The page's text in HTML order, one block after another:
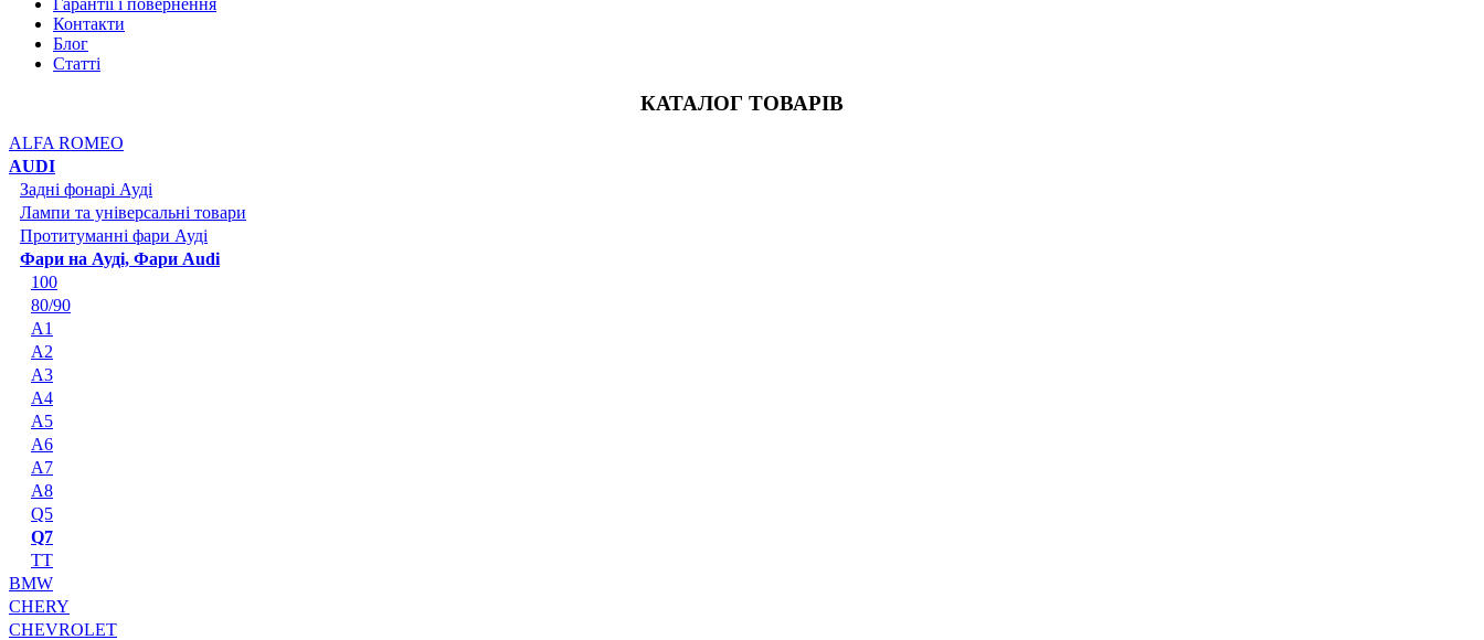
Контакти
Блог
Статті
КАТАЛОГ ТОВАРІВ
ALFA ROMEO
AUDI
Задні фонарі Ауді
Лампи та універсальні товари
Протитуманні фари Ауді
Фари на Ауді, Фари Audi
100
80/90
A1
A2
A3
A4
A5
A6
A7
A8
Q5
Q7
TT
BMW
CHERY
CHEVROLET